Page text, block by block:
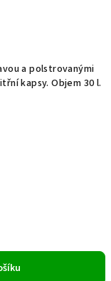
a polstrovanými
kapsy. Objem 30 l.